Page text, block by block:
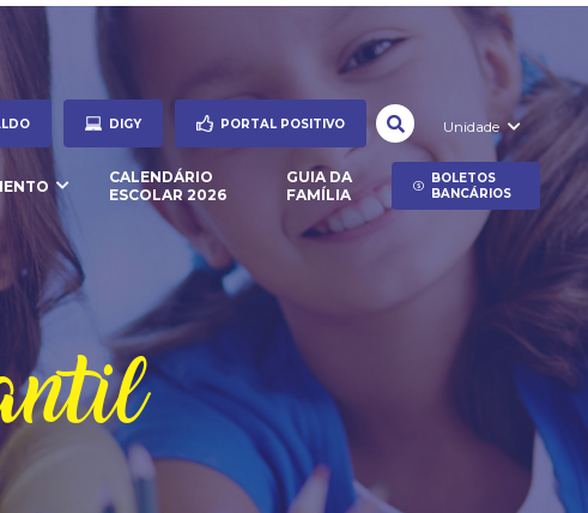
DIGY PORTAL POSITIVO Unidade
CALENDÁRIO
ESCOLAR 2026
GUIA DA
FAMÍLIA
BOLETOS
BANCÁRIOS